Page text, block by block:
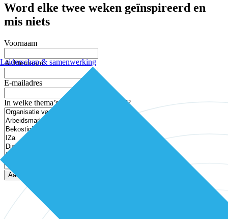
Leiderschap & samenwerking
Word elke twee weken geïnspireerd en
mis niets
Voornaam
Achternaam
E-mailadres
In welke thema’s ben je geïnteresseerd?